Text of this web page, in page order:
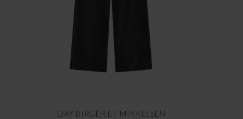
DAY BIRGER ET MIKKELSEN